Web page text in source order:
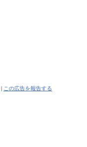
| この広告を報告する